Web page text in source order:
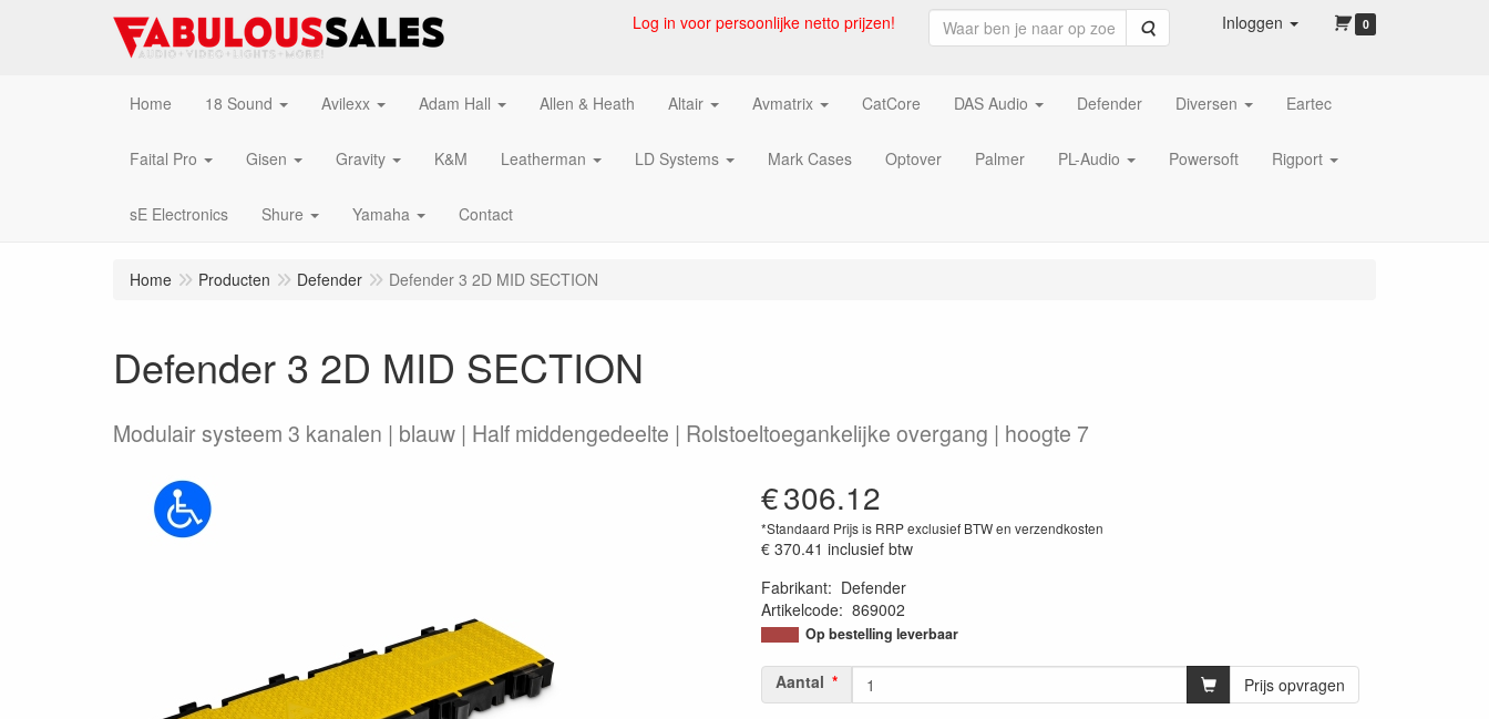
Log in voor persoonlijke netto prijzen! Zoeken Inloggen 0
Home 18 Sound Avilexx Adam Hall Allen & Heath Altair Avmatrix CatCore DAS Audio Defender Diversen Eartec
Faital Pro Gisen Gravity K&M Leatherman LD Systems Mark Cases Optover Palmer PL-Audio Powersoft Rigport
sE Electronics Shure Yamaha Contact
Home Producten Defender Defender 3 2D MID SECTION
Defender 3 2D MID SECTION
Modulair systeem 3 kanalen | blauw | Half middengedeelte | Rolstoeltoegankelijke overgang | hoogte 7
€306.12
*Standaard Prijs is RRP exclusief BTW en verzendkosten
€ 370.41 inclusief btw
Fabrikant: Defender
Artikelcode: 869002
Op bestelling leverbaar
Aantal Prijs opvragen